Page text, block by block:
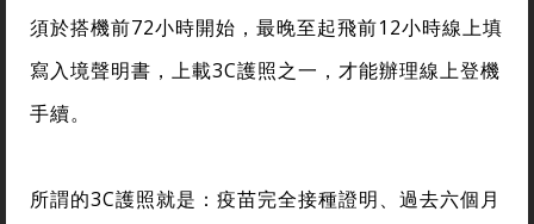
須於搭機前72小時開始，最晚至起飛前12小時線上填
寫入境聲明書，上載3C護照之一，才能辦理線上登機
手續。
所謂的3C護照就是：疫苗完全接種證明、過去六個月